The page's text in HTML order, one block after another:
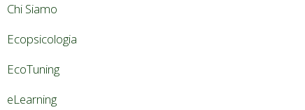
Chi Siamo
Ecopsicologia
EcoTuning
eLearning